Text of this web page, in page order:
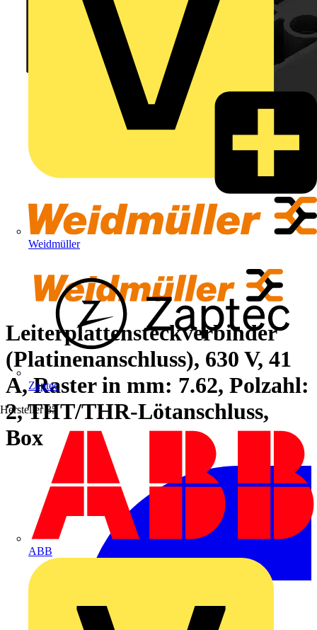
Weidmüller
Zaptec
Hersteller 35
ABB
Leiterplattensteckverbinder
(Platinenanschluss), 630 V, 41
A, Raster in mm: 7.62, Polzahl:
2, THT/THR-Lötanschluss,
Box